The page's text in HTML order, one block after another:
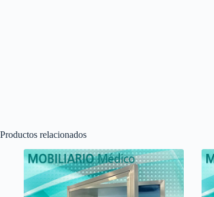
Productos relacionados